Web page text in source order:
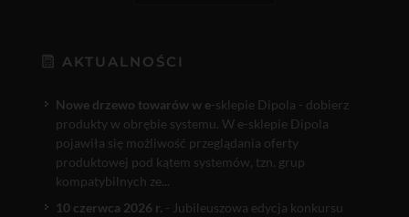
AKTUALNOŚCI
Nowe drzewo towarów w e-sklepie Dipola - dobierz
produkty w obrębie systemu. W e-sklepie Dipola
pojawiła się możliwość przeglądania oferty
produktowej pod kątem systemów, tzn. grup
kompatybilnych ze...
10 czerwca 2026 r. - Jubileuszowa edycja konkursu